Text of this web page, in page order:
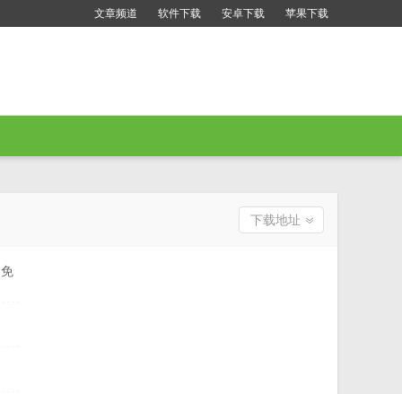
文章频道 软件下载 安卓下载 苹果下载
下载地址